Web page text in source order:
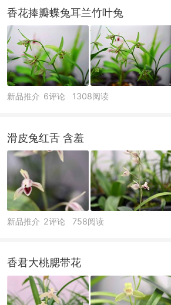
香花捧瓣蝶兔耳兰竹叶兔
新品推介 6评论 1308阅读
滑皮兔红舌 含羞
新品推介 2评论 758阅读
香君大桃腮带花